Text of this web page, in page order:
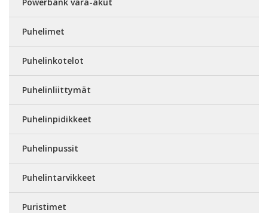
Puhelimet
Puhelinkotelot
Puhelinliittymät
Puhelinpidikkeet
Puhelinpussit
Puhelintarvikkeet
Puristimet